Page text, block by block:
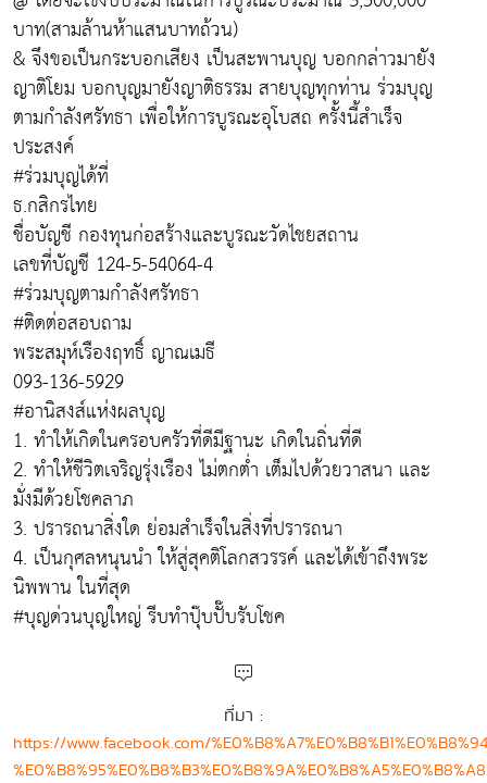
บาท(สามล้านห้าแสนบาทถ้วน)
& จึงขอเป็นกระบอกเสียง เป็นสะพานบุญ บอกกล่าวมายัง
ญาติโยม บอกบุญมายังญาติธรรม สายบุญทุกท่าน ร่วมบุญ
ตามกำลังศรัทธา เพื่อให้การบูรณะอุโบสถ ครั้งนี้สำเร็จ
ประสงค์
#ร่วมบุญได้ที่
ธ.กสิกรไทย
ชื่อบัญชี กองทุนก่อสร้างและบูรณะวัดไชยสถาน
เลขที่บัญชี 124-5-54064-4
#ร่วมบุญตามกำลังศรัทธา
#ติดต่อสอบถาม
พระสมุห์เรืองฤทธิ์ ญาณเมธี
093-136-5929
#อานิสงส์แห่งผลบุญ
1. ทำให้เกิดในครอบครัวที่ดีมีฐานะ เกิดในถิ่นที่ดี
2. ทำให้ชีวิตเจริญรุ่งเรือง ไม่ตกต่ำ เต็มไปด้วยวาสนา และ
มั่งมีด้วยโชคลาภ
3. ปรารถนาสิ่งใด ย่อมสำเร็จในสิ่งที่ปรารถนา
4. เป็นกุศลหนุนนำ ให้สู่สุคติโลกสวรรค์ และได้เข้าถึงพระ
นิพพาน ในที่สุด
#บุญด่วนบุญใหญ่ รีบทำปุ๊บปั๊บรับโชค
ที่มา :
https://www.facebook.com/